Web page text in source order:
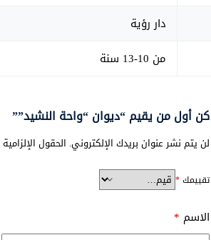
دار رؤية
من 10-13 سنة
كن أول من يقيم “ديوان “واحة النشيد””
لن يتم نشر عنوان بريدك الإلكتروني. الحقول
تقييمك*
الاسم *